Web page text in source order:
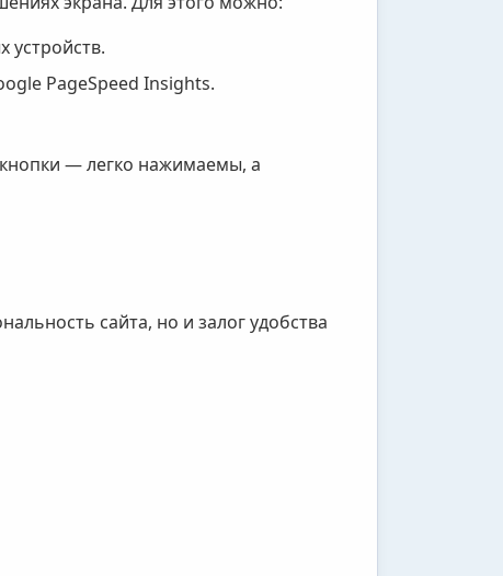
устройств.
PageSpeed Insights.
— легко нажимаемы, а
сайта, но и залог удобства